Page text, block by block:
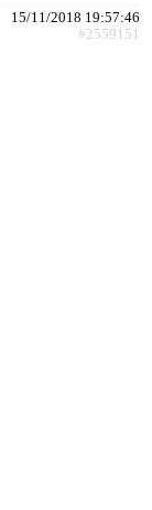
15/11/2018 19:57:46
#2559151